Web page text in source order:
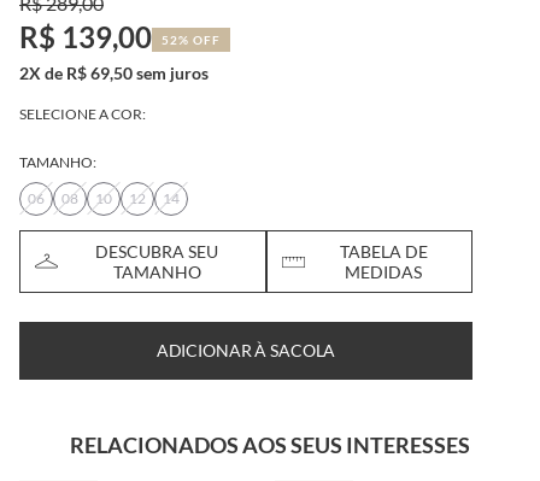
R$ 139,00 52% OFF
2X de R$ 69,50 sem juros
SELECIONE A COR:
TAMANHO:
06
08 10 12 14
DESCUBRA SEU
TAMANHO
TABELA DE
MEDIDAS
ADICIONAR À SACOLA
RELACIONADOS AOS SEUS INTERESSES